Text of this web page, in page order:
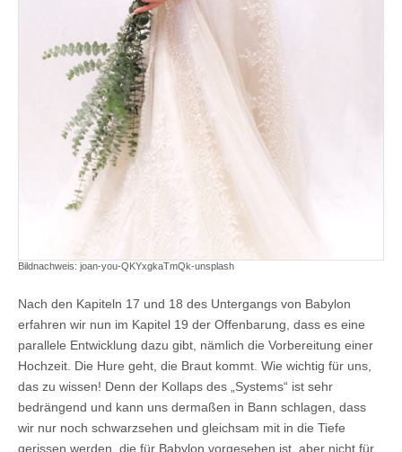
Bildnachweis: joan-you-QKYxgkaTmQk-unsplash
Nach den Kapiteln 17 und 18 des Untergangs von Babylon
erfahren wir nun im Kapitel 19 der Offenbarung, dass es eine
parallele Entwicklung dazu gibt, nämlich die Vorbereitung einer
Hochzeit. Die Hure geht, die Braut kommt. Wie wichtig für uns,
das zu wissen! Denn der Kollaps des „Systems“ ist sehr
bedrängend und kann uns dermaßen in Bann schlagen, dass
wir nur noch schwarzsehen und gleichsam mit in die Tiefe
gerissen werden, die für Babylon vorgesehen ist, aber nicht für